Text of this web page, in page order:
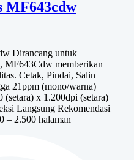
MF643cdw
Dirancang untuk
MF643Cdw memberikan
Cetak, Pindai, Salin
21ppm (mono/warna)
x 1.200dpi (setara)
Langsung Rekomendasi
– 2.500 halaman